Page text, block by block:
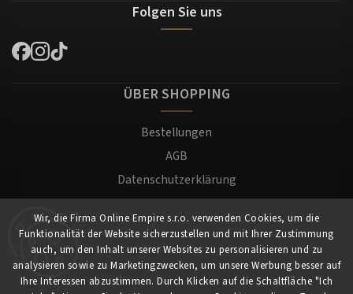
Wir, die Firma Online Empire s.r.o. verwenden Cookies, um die
Funktionalität der Website sicherzustellen und mit Ihrer Zustimmung
auch, um den Inhalt unserer Websites zu personalisieren und zu
analysieren sowie zu Marketingzwecken, um unsere Werbung besser auf
Ihre Interessen abzustimmen. Durch Klicken auf die Schaltfläche "Ich
Folgen Sie uns
ÜBER SHOPPING
Bestellungen
AGB
Datenschutzerklärung
Versand und Zahlung
Warenrücksendung
Impressum